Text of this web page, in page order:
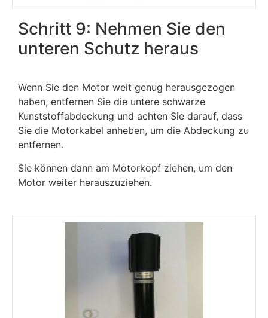
Schritt 9: Nehmen Sie den
unteren Schutz heraus
Wenn Sie den Motor weit genug herausgezogen
haben, entfernen Sie die untere schwarze
Kunststoffabdeckung und achten Sie darauf, dass
Sie die Motorkabel anheben, um die Abdeckung zu
entfernen.
Sie können dann am Motorkopf ziehen, um den
Motor weiter herauszuziehen.